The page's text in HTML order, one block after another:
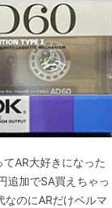
AR大好きになった
追加でSA買えちゃっ
のにARだけベルマ